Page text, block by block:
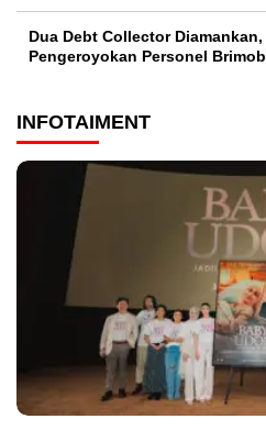
Dua Debt Collector
Pengeroyokan Personel Brimob
INFOTAIMENT